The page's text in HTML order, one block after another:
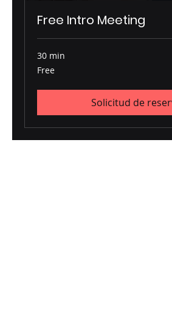
Free Intro Meeting
30 min
Free
Free
Solicitud de